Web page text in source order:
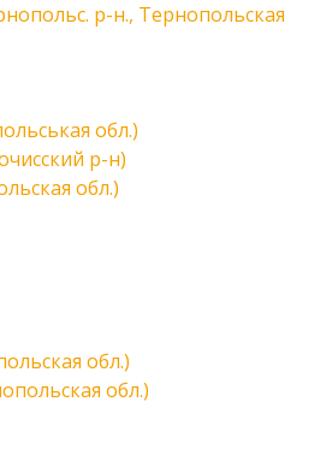
р-н., Тернопольская
обл.)
р-н)
обл.)
обл.)
обл.)